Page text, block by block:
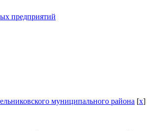
предприятий
муниципального района [x]